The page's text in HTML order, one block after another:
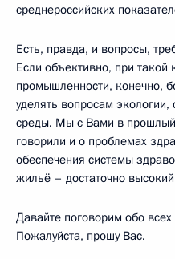
среднероссийских
Есть, правда, и вопросы,
Если объективно, при такой
промышленности, конечно,
уделять вопросам
среды. Мы с Вами в
говорили и о проблемах
обеспечения системы
жильё – достаточно
Давайте поговорим обо
Пожалуйста, прошу Вас.